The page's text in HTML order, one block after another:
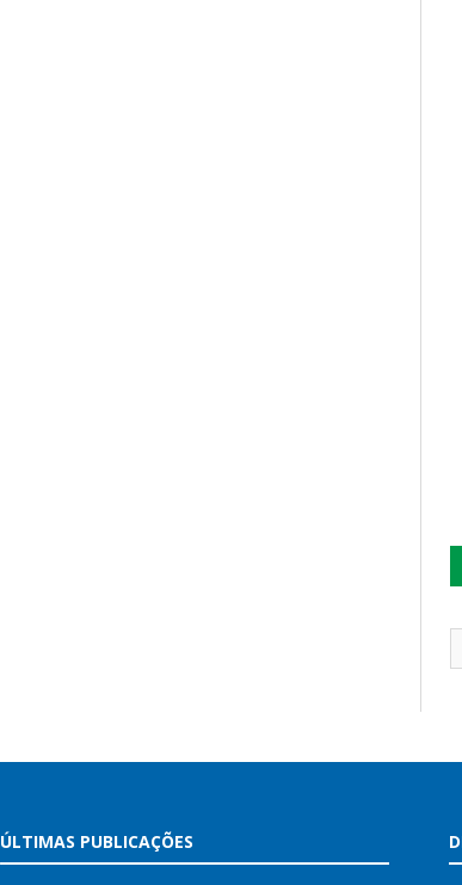
ÚLTIMAS PUBLICAÇÕES